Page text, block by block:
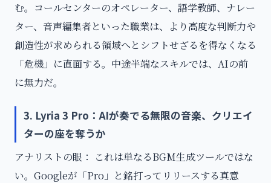
む。コールセンターのオペレーター、語学教師、ナレー
ター、音声編集者といった職業は、より高度な判断力や
創造性が求められる領域へとシフトせざるを得なくなる
「危機」に直面する。中途半端なスキルでは、AIの前
に無力だ。
3. Lyria 3 Pro：AIが奏でる無限の音楽、クリエイ
ターの座を奪うか
アナリストの眼： これは単なるBGM生成ツールではな
い。Googleが「Pro」と銘打ってリリースする真意